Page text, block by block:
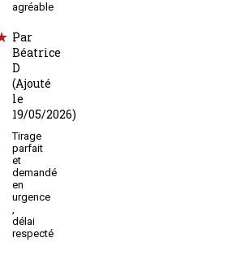
agréable
Par
Béatrice
D
(Ajouté
le
19/05/2026)
Tirage
parfait
et
demandé
en
urgence
,
délai
respecté